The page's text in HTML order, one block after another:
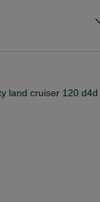
land cruiser 120 d4d